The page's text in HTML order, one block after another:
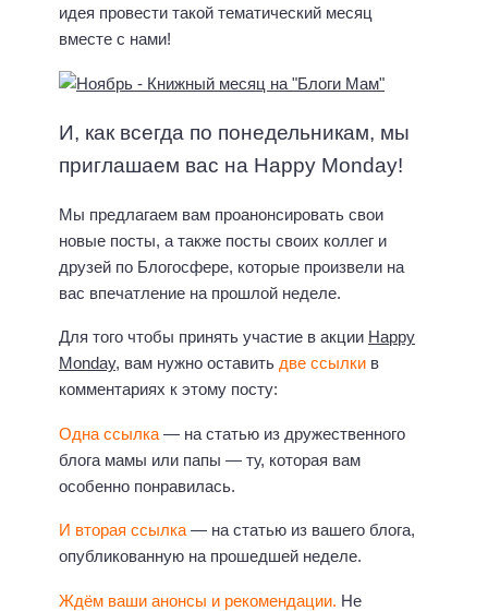
идея провести такой тематический месяц
вместе с нами!
И, как всегда по понедельникам, мы
приглашаем вас на Happy Monday!
Мы предлагаем вам проанонсировать свои
новые посты, а также посты своих коллег и
друзей по Блогосфере, которые произвели на
вас впечатление на прошлой неделе.
Для того чтобы принять участие в акции Happy
Monday, вам нужно оставить две ссылки в
комментариях к этому посту:
Одна ссылка — на статью из дружественного
блога мамы или папы — ту, которая вам
особенно понравилась.
И вторая ссылка— на статью из вашего блога,
опубликованную на прошедшей неделе.
Ждём ваши анонсы и рекомендации. Не